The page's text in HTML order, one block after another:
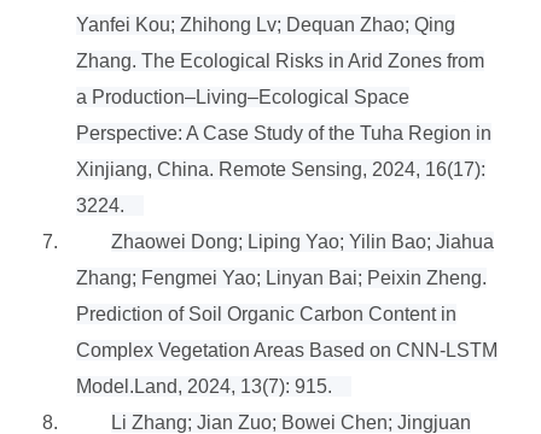
Yanfei Kou; Zhihong Lv; Dequan Zhao; Qing
Zhang. The Ecological Risks in Arid Zones from
a Production–Living–Ecological Space
Perspective: A Case Study of the Tuha Region in
Xinjiang, China. Remote Sensing, 2024, 16(17):
3224.
7.
Zhaowei Dong; Liping Yao; Yilin Bao; Jiahua
Zhang; Fengmei Yao; Linyan Bai; Peixin Zheng.
Prediction of Soil Organic Carbon Content in
Complex Vegetation Areas Based on CNN-LSTM
Model.Land, 2024, 13(7): 915.
8.
Li Zhang; Jian Zuo; Bowei Chen; Jingjuan